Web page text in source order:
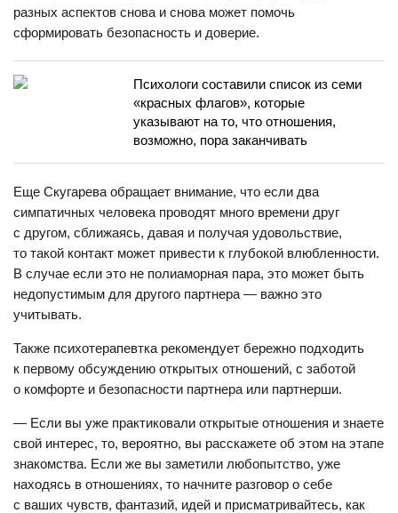
разных аспектов снова и снова может помочь
сформировать безопасность и доверие.
Психологи составили список из семи
«красных флагов», которые
указывают на то, что отношения,
возможно, пора заканчивать
Еще Скугарева обращает внимание, что если два
симпатичных человека проводят много времени друг
с другом, сближаясь, давая и получая удовольствие,
то такой контакт может привести к глубокой влюбленности.
В случае если это не полиаморная пара, это может быть
недопустимым для другого партнера — важно это
учитывать.
Также психотерапевтка рекомендует бережно подходить
к первому обсуждению открытых отношений, с заботой
о комфорте и безопасности партнера или партнерши.
— Если вы уже практиковали открытые отношения и знаете
свой интерес, то, вероятно, вы расскажете об этом на этапе
знакомства. Если же вы заметили любопытство, уже
находясь в отношениях, то начните разговор о себе
с ваших чувств, фантазий, идей и присматривайтесь, как